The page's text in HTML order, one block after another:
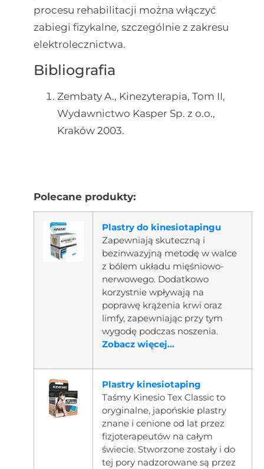
procesu rehabilitacji można włączyć
zabiegi fizykalne, szczególnie z zakresu
elektrolecznictwa.
Bibliografia
Zembaty A., Kinezyterapia, Tom II,
Wydawnictwo Kasper Sp. z o.o.,
Kraków 2003.
Polecane produkty:
Plastry do kinesiotapingu
Zapewniają skuteczną i
bezinwazyjną metodę w walce
z bólem układu mięśniowo-
nerwowego. Dodatkowo
korzystnie wpływają na
poprawę krążenia krwi oraz
limfy, zapewniając przy tym
wygodę podczas noszenia.
Zobacz więcej...
Plastry kinesiotaping
Taśmy Kinesio Tex Classic to
oryginalne, japońskie plastry
znane i cenione od lat przez
fizjoterapeutów na całym
świecie. Stworzone zostały i do
tej pory nadzorowane są przez